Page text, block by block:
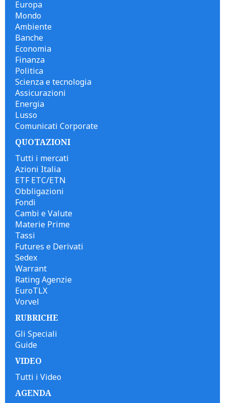
Europa
Mondo
Ambiente
Banche
Economia
Finanza
Politica
Scienza e tecnologia
Assicurazioni
Energia
Lusso
Comunicati Corporate
QUOTAZIONI
Tutti i mercati
Azioni Italia
ETF ETC/ETN
Obbligazioni
Fondi
Cambi e Valute
Materie Prime
Tassi
Futures e Derivati
Sedex
Warrant
Rating Agenzie
EuroTLX
Vorvel
RUBRICHE
Gli Speciali
Guide
VIDEO
Tutti i Video
AGENDA